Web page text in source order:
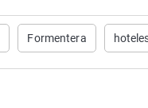
Formentera